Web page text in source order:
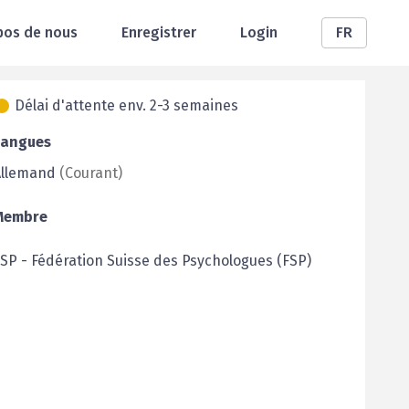
de nous Enregistrer Login FR
Délai d'attente env. 2-3 semaines
(Courant)
- Fédération Suisse des Psychologues (FSP)